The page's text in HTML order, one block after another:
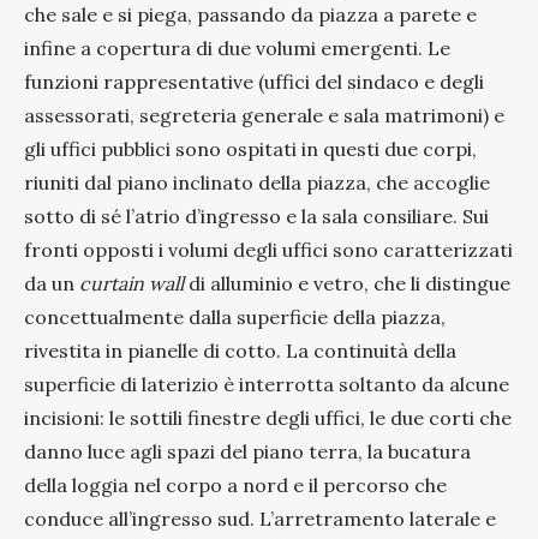
che sale e si piega, passando da piazza a parete e
infine a copertura di due volumi emergenti. Le
funzioni rappresentative (uffici del sindaco e degli
assessorati, segreteria generale e sala matrimoni) e
gli uffici pubblici sono ospitati in questi due corpi,
riuniti dal piano inclinato della piazza, che accoglie
sotto di sé l’atrio d’ingresso e la sala consiliare. Sui
fronti opposti i volumi degli uffici sono caratterizzati
da un curtain walldi alluminio e vetro, che li distingue
concettualmente dalla superficie della piazza,
rivestita in pianelle di cotto. La continuità della
superficie di laterizio è interrotta soltanto da alcune
incisioni: le sottili finestre degli uffici, le due corti che
danno luce agli spazi del piano terra, la bucatura
della loggia nel corpo a nord e il percorso che
conduce all’ingresso sud. L’arretramento laterale e